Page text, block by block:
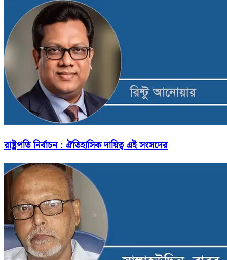
রাষ্ট্রপতি নির্বাচন : ঐতিহাসিক দায়িত্ব এই সংসদের